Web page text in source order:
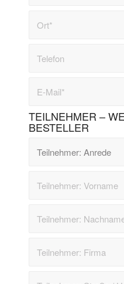
TEILNEHMER –
BESTELLER